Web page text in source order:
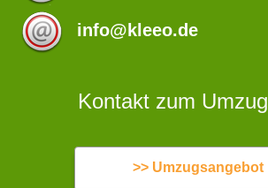
info@kleeo.de
Kontakt zum
>> Umzugsangebot